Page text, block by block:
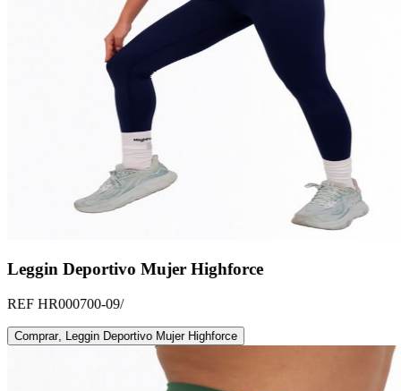
Leggin Deportivo Mujer Highforce
REF HR000700-09/
Comprar, Leggin Deportivo Mujer Highforce